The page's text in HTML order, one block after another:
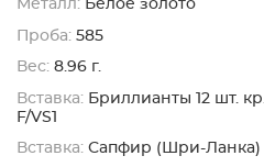
Металл: Белое золото
Проба: 585
Вес: 8.96 г.
Вставка: Бриллианты 12 шт.
F/VS1
Вставка: Сапфир (Шри-Ланка)